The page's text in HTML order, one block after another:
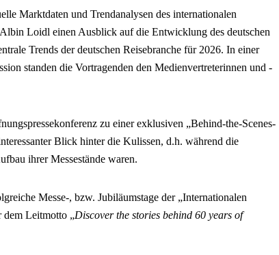
Marktdaten und Trendanalysen des internationalen
Loidl einen Ausblick auf die Entwicklung des deutschen
Trends der deutschen Reisebranche für 2026. In einer
standen die Vortragenden den Medienvertreterinnen und -
zu einer exklusiven „Behind-the-Scenes-
Blick hinter die Kulissen, d.h. während die
ihrer Messestände waren.
Messe-, bzw. Jubiläumstage der „Internationalen
dem Leitmotto „Discover the stories behind 60 years of